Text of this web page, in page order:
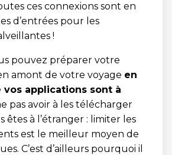
ces connexions sont en
d’entrées pour les
!
pouvez préparer votre
amont de votre voyage en
applications sont à
pas avoir à les télécharger
êtes à l’étranger : limiter les
est le meilleur moyen de
C’est d’ailleurs pourquoi il